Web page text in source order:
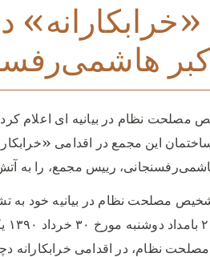
نظام در بيانيه ای اعلام
اين مجمع در اقدامی
مصلحت نظام در بيانيه خود به
نظام، در اقدامی خرابکارانه